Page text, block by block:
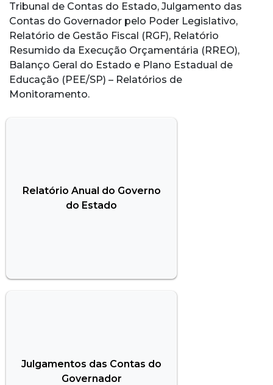
Tribunal de Contas do Estado, Julgamento das
Contas do Governador pelo Poder Legislativo,
Relatório de Gestão Fiscal (RGF), Relatório
Resumido da Execução Orçamentária (RREO),
Balanço Geral do Estado e Plano Estadual de
Educação (PEE/SP) – Relatórios de
Monitoramento.
Relatório Anual do Governo
do Estado
Julgamentos das Contas do
Governador